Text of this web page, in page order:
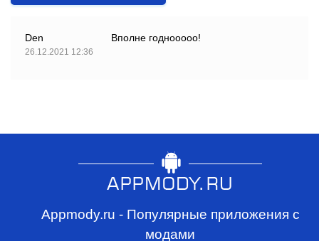
Den
26.12.2021 12:36
Вполне годнооооо!
Appmody.ru - Популярные приложения с
модами